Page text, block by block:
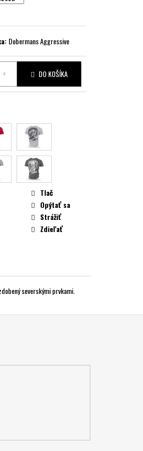
Dobermans Aggressive
DO KOŠÍKA
Tlač
Opýtať sa
Strážiť
Zdieľať
severskými prvkami.